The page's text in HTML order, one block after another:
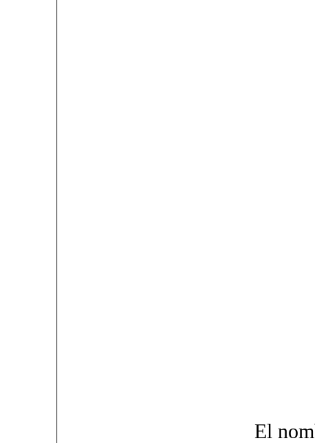
El